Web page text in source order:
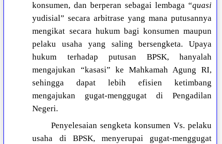
konsumen, dan berperan sebagai lembaga “quasi
yudisial” secara arbitrase yang mana putusannya
mengikat secara hukum bagi konsumen maupun
pelaku usaha yang saling bersengketa. Upaya
hukum terhadap putusan BPSK, hanyalah
mengajukan “kasasi” ke Mahkamah Agung RI,
sehingga dapat lebih efisien ketimbang
mengajukan gugat-menggugat di Pengadilan
Negeri.
Penyelesaian sengketa konsumen Vs. pelaku
usaha di BPSK, menyerupai gugat-menggugat